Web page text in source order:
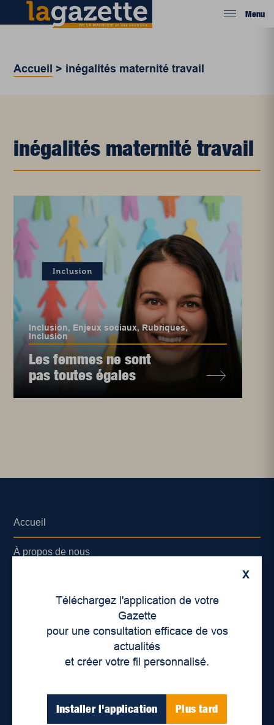
Menu
Accueil > inégalités maternité travail
inégalités maternité travail
Inclusion, Enjeux sociaux,Rubriques,
Inclusion
Les femmes ne sont
pas toutes égales
X
Téléchargez l'application de votre
Gazette
pour une consultation efficace de vos
actualités
et créer votre fil personnalisé.
Installer l'application Plus tard
Accueil
À propos de nous
Lieux de distribution